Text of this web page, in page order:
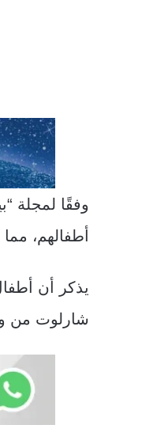
وفقًا لمجلة
أطفالهم،
يذكر أن
شارلوت من